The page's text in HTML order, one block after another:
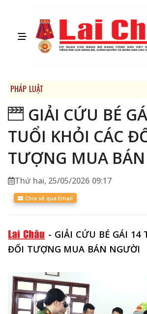
PHÁP LUẬT
GIẢI CỨU BÉ
TUỔI KHỎI CÁC
TƯỢNG MUA
Thứ hai, 25/05/2026 09:17
Chia sẻ qua Email
- GIẢI CỨU BÉ GÁI 14
ĐỐI TƯỢNG MUA BÁN NGƯỜI